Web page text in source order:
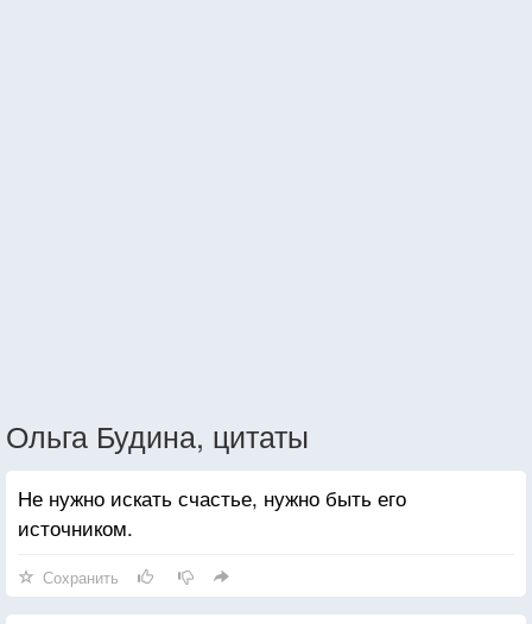
Ольга Будина, цитаты
Не нужно искать счастье, нужно быть его
источником.
Сохранить